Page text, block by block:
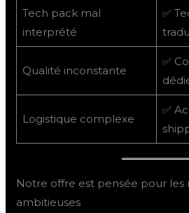
Tech pack mal
interprété
✅
Qualité inconstante
✅
Logistique complexe
✅
Notre offre est pensée pour les
ambitieuses